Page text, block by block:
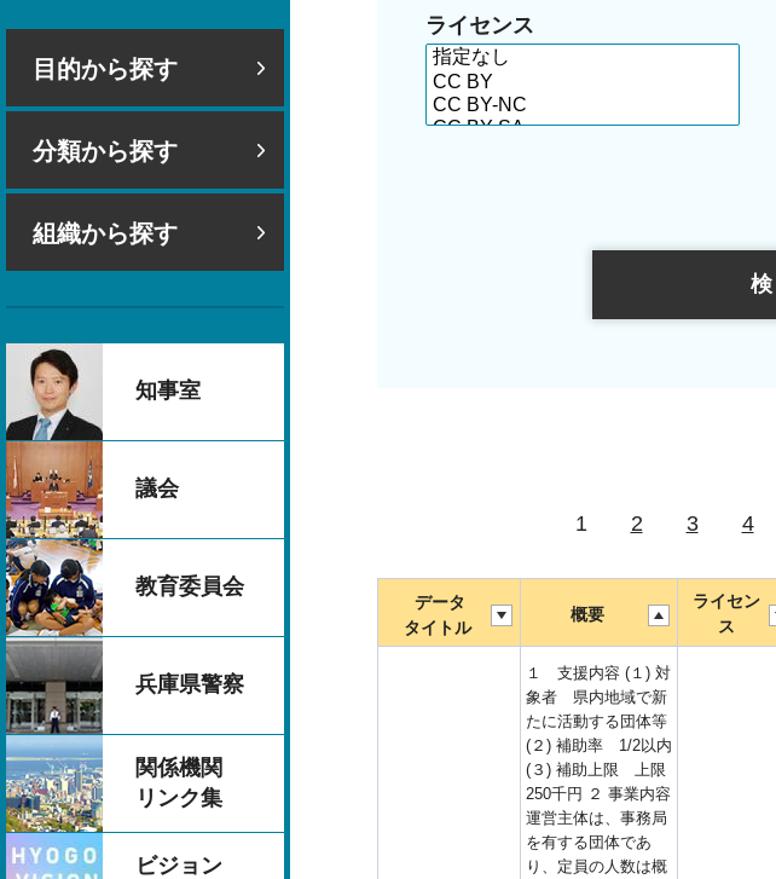
目的から探す
分類から探す
組織から探す
知事室
議会
教育委員会
兵庫県警察
関係機関
リンク集
ビジョン
ライセンス
1 2 3 4
データ
タイトル
概要
ライセン
ス
１ 支援内容 (１) 対
象者 県内地域で新
たに活動する団体等
(２) 補助率 1/2以内
(３) 補助上限 上限
250千円 ２ 事業内容
運営主体は、事務局
を有する団体であ
り、定員の人数は概